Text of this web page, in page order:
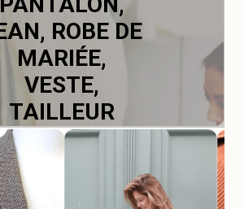
ROBE DE
MARIÉE,
VESTE,
TAILLEUR